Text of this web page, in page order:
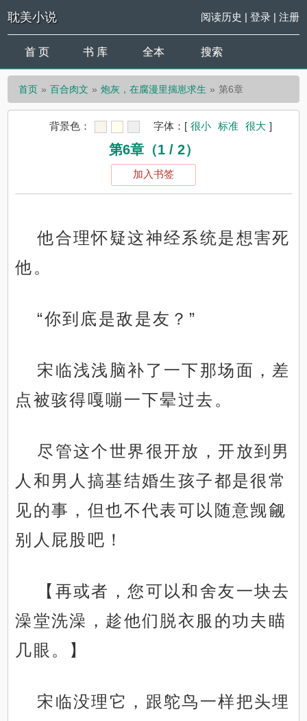
耽美小说 阅读历史 | 登录| 注册
首 页 书 库 全本 搜索
首页 百合肉文 炮灰，在腐漫里揣崽求生 第6章
背景色： 字体： [ 很小 标准 很大 ]
第6章（1 / 2）
加入书签
他合理怀疑这神经系统是想害死
他。
“你到底是敌是友？”
宋临浅浅脑补了一下那场面，差
点被骇得嘎嘣一下晕过去。
尽管这个世界很开放，开放到男
人和男人搞基结婚生孩子都是很常
见的事，但也不代表可以随意觊觎
别人屁股吧！
【再或者，您可以和舍友一块去
澡堂洗澡，趁他们脱衣服的功夫瞄
几眼。】
宋临没理它，跟鸵鸟一样把头埋